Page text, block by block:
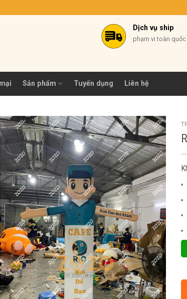
Dịch vụ ship
phạm vi toàn quốc
Sản phẩm Tuyển dụng Liên hệ